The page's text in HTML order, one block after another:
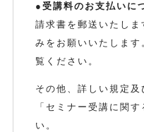
●受講料のお支払いに
請求書を郵送いたし
みをお願いいたしま
覧ください。
その他、詳しい規定
「セミナー受講に関
い。